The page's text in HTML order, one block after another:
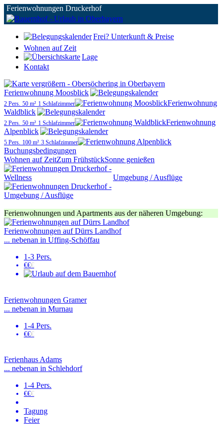
Ferienwohnungen Druckerhof
Frei? Unterkunft & Preise
Wohnen auf Zeit
Lage
Kontakt
Ferienwohnung Moosblick
2 Pers. 50 m² 1 Schlafzimmer
Ferienwohnung
Waldblick
2 Pers. 50 m² 1 Schlafzimmer
Ferienwohnung
Alpenblick
5 Pers. 100 m² 3 Schlafzimmer
Buchungsbedingungen
Wohnen auf ZeitZum FrühstückSonne genießen
Umgebung / Ausflüge
Ferienwohnungen und Apartments aus der näheren Umgebung:
Ferienwohnungen auf Dürrs Landhof
... nebenan in Uffing-Schöffau
1-3 Pers.
€€€
Ferienwohnungen Gramer
... nebenan in Murnau
1-4 Pers.
€€€
Ferienhaus Adams
... nebenan in Schlehdorf
1-4 Pers.
€€€
Tagung
Feier